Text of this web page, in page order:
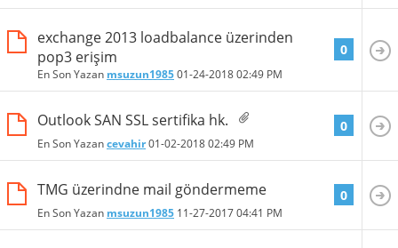
exchange 2013 loadbalance üzerinden
pop3 erişim
En Son Yazan msuzun198501-24-201802:49 PM
0
Outlook SAN SSL sertifika hk.
En Son Yazancevahir01-02-201802:49 PM
0
TMG üzerindne mail göndermeme
En Son Yazan msuzun1985 11-27-201704:41 PM
0